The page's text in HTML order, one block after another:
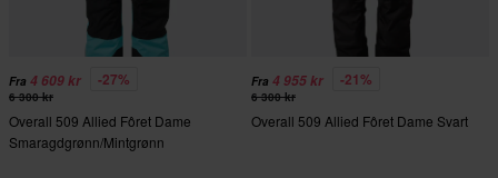
Fra 4 609 kr -27%
6 300 kr
Overall 509 Allied Fôret Dame
Smaragdgrønn/Mintgrønn
Fra 4 955 kr -21%
6 300 kr
Overall 509 Allied Fôret Dame Svart